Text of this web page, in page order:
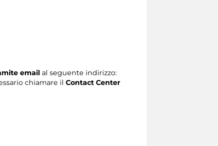
email al seguente indirizzo:
chiamare il Contact Center